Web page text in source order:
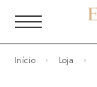
Início Loja